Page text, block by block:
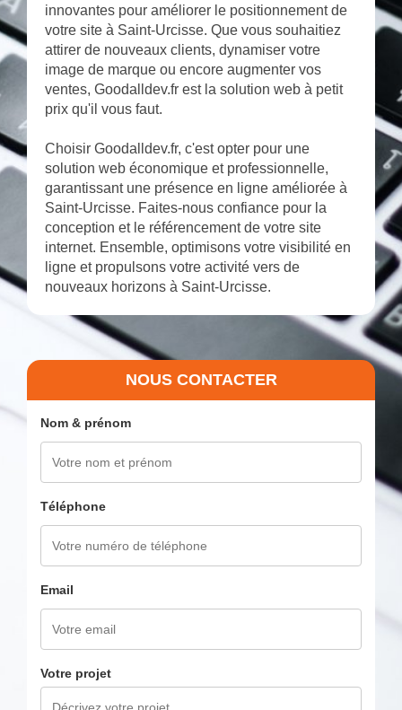
innovantes pour améliorer le positionnement de
votre site à Saint-Urcisse. Que vous souhaitiez
attirer de nouveaux clients, dynamiser votre
image de marque ou encore augmenter vos
ventes, Goodalldev.fr est la solution web à petit
prix qu'il vous faut.
Choisir Goodalldev.fr, c'est opter pour une
solution web économique et professionnelle,
garantissant une présence en ligne améliorée à
Saint-Urcisse. Faites-nous confiance pour la
conception et le référencement de votre site
internet. Ensemble, optimisons votre visibilité en
ligne et propulsons votre activité vers de
nouveaux horizons à Saint-Urcisse.
NOUS CONTACTER
Nom & prénom
Téléphone
Email
Votre projet